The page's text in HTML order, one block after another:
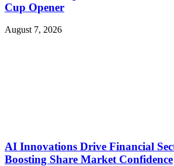
Cup Opener
August 7, 2026
AI Innovations Drive Financial
Boosting Share Market Confidence